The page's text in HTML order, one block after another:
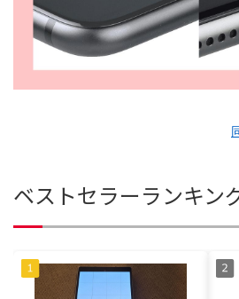
ベストセラーランキン